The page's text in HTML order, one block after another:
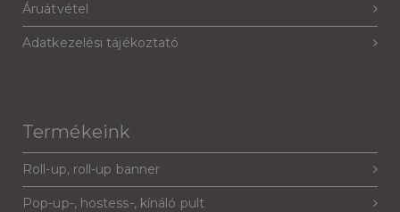
Áruátvétel
Adatkezelési tájékoztató
Termékeink
Roll-up, roll-up banner
Pop-up-, hostess-, kínáló pult